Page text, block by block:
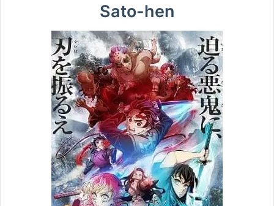
Sato-hen